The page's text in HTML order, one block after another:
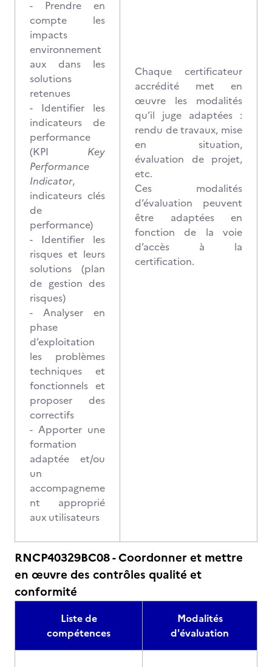
- Prendre en
compte les
impacts
environnement
aux dans les
solutions
retenues
- Identifier les
indicateurs de
performance
(KPI Key
Performance
Indicator,
indicateurs clés
de
performance)
- Identifier les
risques et leurs
solutions (plan
de gestion des
risques)
- Analyser en
phase
d’exploitation
les problèmes
techniques et
fonctionnels et
proposer des
correctifs
- Apporter une
formation
adaptée et/ou
un
accompagneme
nt approprié
aux utilisateurs
Chaque certificateur
accrédité met en
œuvre les modalités
qu’il juge adaptées :
rendu de travaux, mise
en situation,
évaluation de projet,
etc.
Ces modalités
d’évaluation peuvent
être adaptées en
fonction de la voie
d’accès à la
certification.
RNCP40329BC08 - Coordonner et mettre
en œuvre des contrôles qualité et
conformité
Liste de
compétences
Modalités
d'évaluation